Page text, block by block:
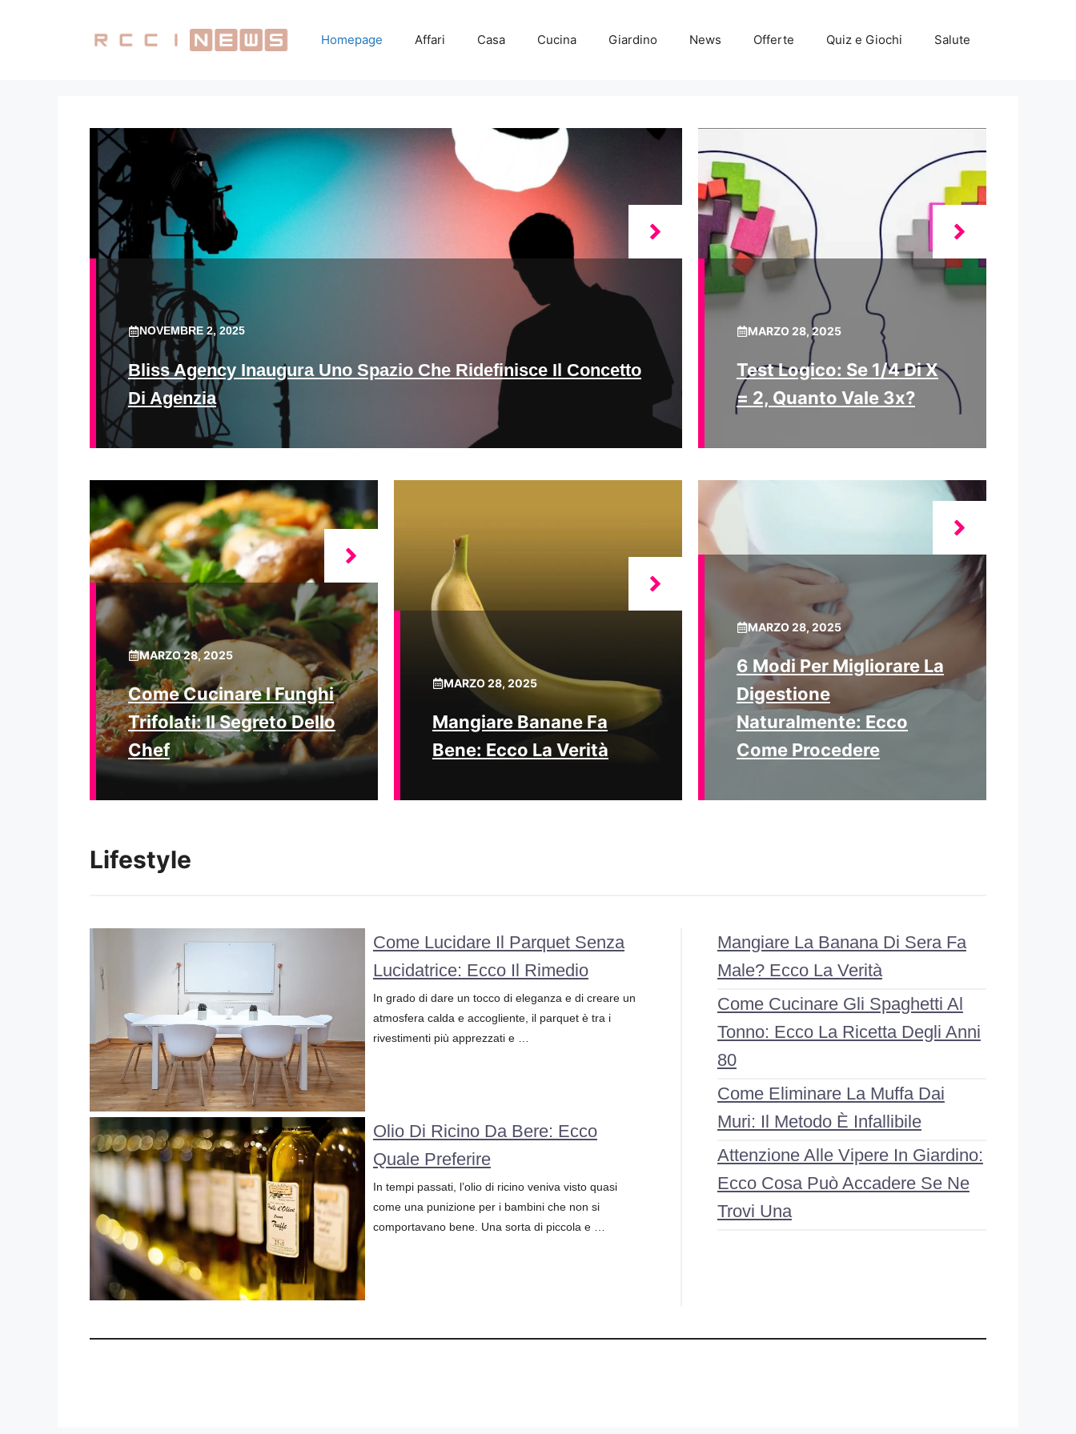
Homepage Affari Casa Cucina Giardino News Offerte Quiz e Giochi Salute
NOVEMBRE 2, 2025
Bliss Agency Inaugura Uno Spazio Che Ridefinisce Il Concetto
Di Agenzia
MARZO 28, 2025
Test Logico: Se 1/4 Di X
= 2, Quanto Vale 3x?
MARZO 28, 2025
Come Cucinare I Funghi
Trifolati: Il Segreto Dello
Chef
MARZO 28, 2025
Mangiare Banane Fa
Bene: Ecco La Verità
MARZO 28, 2025
6 Modi Per Migliorare La
Digestione
Naturalmente: Ecco
Come Procedere
Lifestyle
Come Lucidare Il Parquet Senza
Lucidatrice: Ecco Il Rimedio
In grado di dare un tocco di eleganza e di creare un
atmosfera calda e accogliente, il parquet è tra i
rivestimenti più apprezzati e …
Olio Di Ricino Da Bere: Ecco
Quale Preferire
In tempi passati, l’olio di ricino veniva visto quasi
come una punizione per i bambini che non si
comportavano bene. Una sorta di piccola e …
Mangiare La Banana Di Sera Fa
Male? Ecco La Verità
Come Cucinare Gli Spaghetti Al
Tonno: Ecco La Ricetta Degli Anni
80
Come Eliminare La Muffa Dai
Muri: Il Metodo È Infallibile
Attenzione Alle Vipere In Giardino:
Ecco Cosa Può Accadere Se Ne
Trovi Una